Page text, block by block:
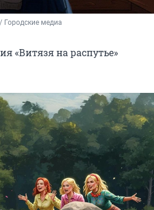
медиа
«Витязя на распутье»